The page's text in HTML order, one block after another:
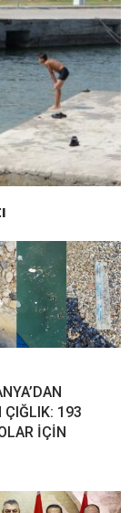
ÇIĞLIK: 193
İÇİN